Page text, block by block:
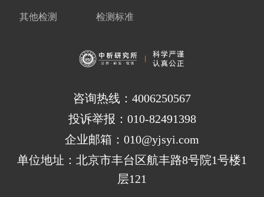
其他检测 检测标准
咨询热线：4006250567
投诉举报：010-82491398
企业邮箱：010@yjsyi.com
单位地址：北京市丰台区航丰路8号院1号楼1
层121